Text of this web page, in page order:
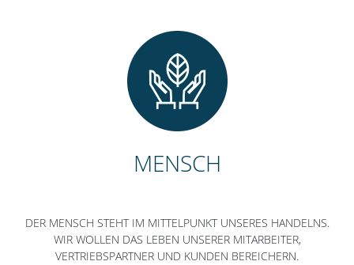
MENSCH
DER MENSCH STEHT IM MITTELPUNKT UNSERES HANDELNS.
WIR WOLLEN DAS LEBEN UNSERER MITARBEITER,
VERTRIEBSPARTNER UND KUNDEN BEREICHERN.